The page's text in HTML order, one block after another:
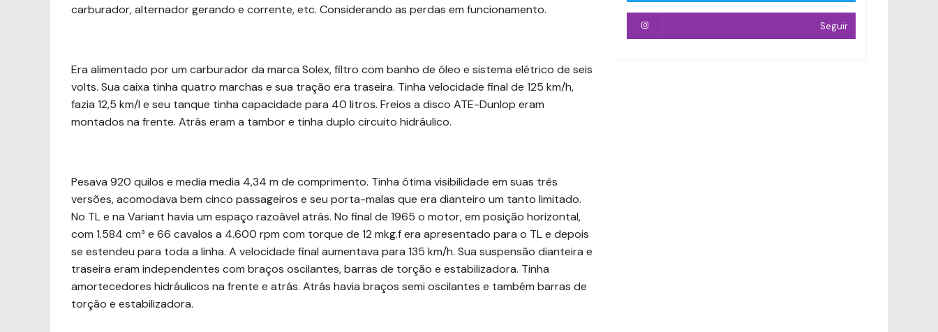
carburador, alternador gerando e corrente, etc. Considerando as perdas em funcionamento.
Era alimentado por um carburador da marca Solex, filtro com banho de óleo e sistema elétrico de seis
volts. Sua caixa tinha quatro marchas e sua tração era traseira. Tinha velocidade final de 125 km/h,
fazia 12,5 km/l e seu tanque tinha capacidade para 40 litros. Freios a disco ATE-Dunlop eram
montados na frente. Atrás eram a tambor e tinha duplo circuito hidráulico.
Pesava 920 quilos e media media 4,34 m de comprimento. Tinha ótima visibilidade em suas três
versões, acomodava bem cinco passageiros e seu porta-malas que era dianteiro um tanto limitado.
No TL e na Variant havia um espaço razoável atrás. No final de 1965 o motor, em posição horizontal,
com 1.584 cm³ e 66 cavalos a 4.600 rpm com torque de 12 mkg.f era apresentado para o TL e depois
se estendeu para toda a linha. A velocidade final aumentava para 135 km/h. Sua suspensão dianteira e
traseira eram independentes com braços oscilantes, barras de torção e estabilizadora. Tinha
amortecedores hidráulicos na frente e atrás. Atrás havia braços semi oscilantes e também barras de
torção e estabilizadora.
Seguir